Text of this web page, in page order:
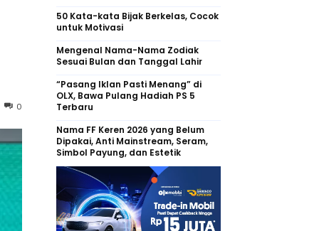
0
50 Kata-kata Bijak Berkelas, Cocok
untuk Motivasi
Mengenal Nama-Nama Zodiak
Sesuai Bulan dan Tanggal Lahir
“Pasang Iklan Pasti Menang” di
OLX, Bawa Pulang Hadiah PS 5
Terbaru
Nama FF Keren 2026 yang Belum
Dipakai, Anti Mainstream, Seram,
Simbol Payung, dan Estetik